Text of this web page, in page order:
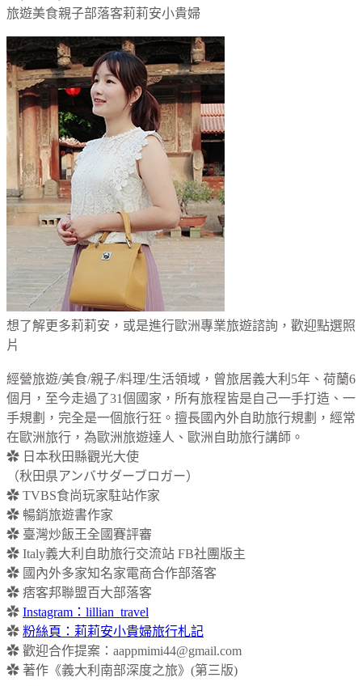
旅遊美食親子部落客莉莉安小貴婦
想了解更多莉莉安，或是進行歐洲專業旅遊諮詢，歡迎點選照
片
經營旅遊/美食/親子/料理/生活領域，曾旅居義大利5年、荷蘭6
個月，至今走過了31個國家，所有旅程皆是自己一手打造、一
手規劃，完全是一個旅行狂。擅長國內外自助旅行規劃，經常
在歐洲旅行，為歐洲旅遊達人、歐洲自助旅行講師。
✿ 日本秋田縣觀光大使
（秋田県アンバサダーブロガー）
✿ TVBS食尚玩家駐站作家
✿ 暢銷旅遊書作家
✿ 臺灣炒飯王全國賽評審
✿ Italy義大利自助旅行交流站 FB社團版主
✿ 國內外多家知名家電商合作部落客
✿ 痞客邦聯盟百大部落客
✿ Instagram：lillian_travel
✿ 粉絲頁：莉莉安小貴婦旅行札記
✿ 歡迎合作提案： aappmimi44@gmail.com
✿ 著作《義大利南部深度之旅》(第三版)